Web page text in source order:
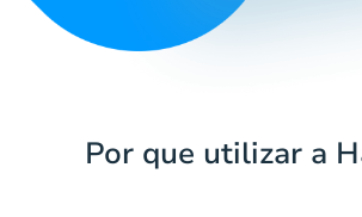
Por que utilizar a